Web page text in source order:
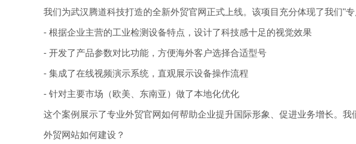
我们为武汉腾道科技打造的全新外贸官网正式上线。该项目充分体现了我们"专
- 根据企业主营的工业检测设备特点，设计了科技感十足的视觉效果
- 开发了产品参数对比功能，方便海外客户选择合适型号
- 集成了在线视频演示系统，直观展示设备操作流程
- 针对主要市场（欧美、东南亚）做了本地化优化
这个案例展示了专业外贸官网如何帮助企业提升国际形象、促进业务增长。
外贸网站如何建设？